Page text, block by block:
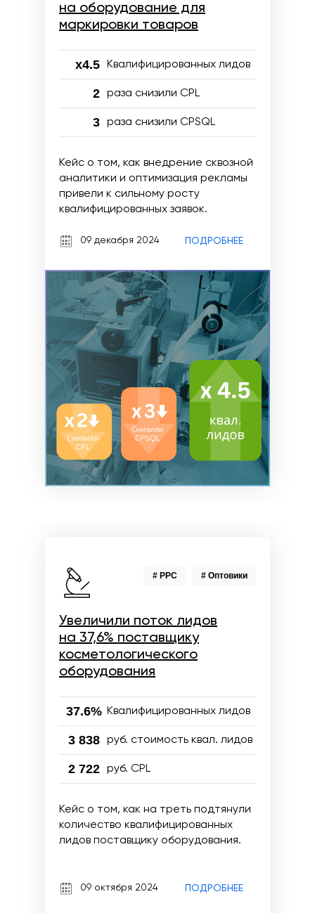
Кейс о том, как внедрение сквозной
аналитики и оптимизация рекламы
привели к сильному росту
квалифицированных заявок.
Квалифицированных лидов
x4.5
раза снизили CPSQL
раза снизили CPL
3
2
на оборудование для
маркировки товаров
09 декабря 2024 ПОДРОБНЕЕ
Кейс о том, как на треть подтянули
количество квалифицированных
лидов поставщику оборудования.
Квалифицированных лидов
37.6%
руб. CPL
руб. стоимость квал. лидов
2 722
3 838
Увеличили поток лидов
на 37,6% поставщику
косметологического
оборудования
09 октября 2024 ПОДРОБНЕЕ
# Оптовики
# PPC